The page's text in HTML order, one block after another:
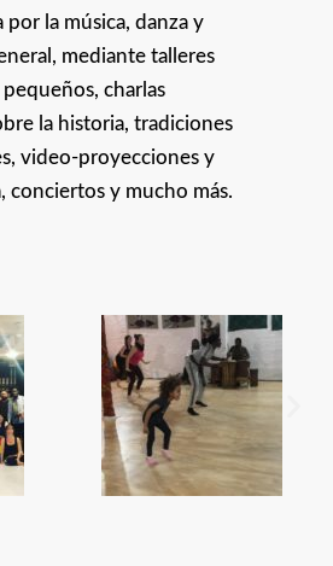
por la música, danza y
mediante talleres
pequeños, charlas
la historia, tradiciones
video-proyecciones y
conciertos y mucho más.